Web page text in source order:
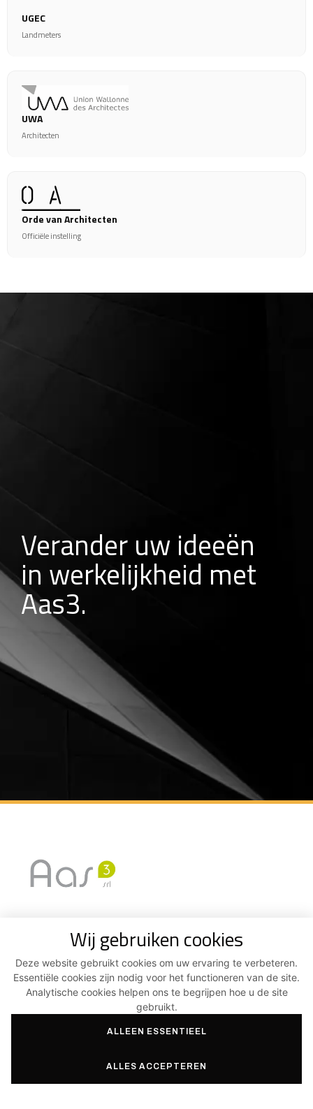
UGEC
Landmeters
UWA
Architecten
Orde van Architecten
Officiële instelling
Verander uw ideeën
in werkelijkheid met
Aas3.
Architectuur en techniek
Expertise, advies &
coördinatie
Nieuwbouwwoningen
Groepswoningen
Renovaties
Openbare gebouwen
Industrie & Handel
CONTACT
Wij gebruiken cookies
Deze website gebruikt cookies om uw ervaring te verbeteren.
Essentiële cookies zijn nodig voor het functioneren van de site.
Analytische cookies helpen ons te begrijpen hoe u de site
gebruikt.
ALLEEN ESSENTIEEL
ALLES ACCEPTEREN